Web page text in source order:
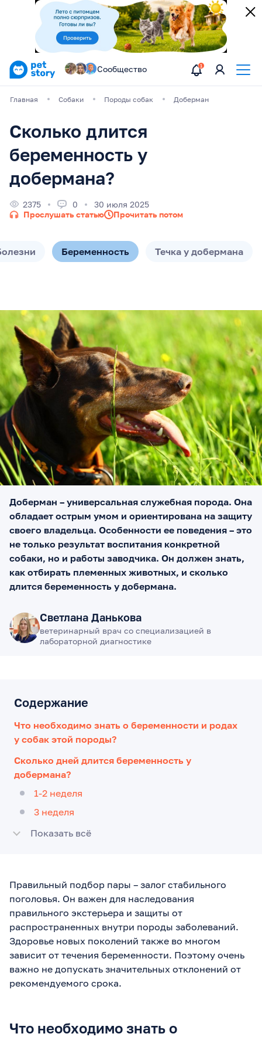
Сообщество
Главная Собаки Породы собак Доберман
Сколько длится
беременность у
добермана?
2375 0
30 июля 2025
Прослушать статью
Прочитать потом
Беременность Течка у добермана
Доберман – универсальная служебная порода. Она
обладает острым умом и ориентирована на защиту
своего владельца. Особенности ее поведения – это
не только результат воспитания конкретной
собаки, но и работы заводчика. Он должен знать,
как отбирать племенных животных, и сколько
длится беременность у добермана.
Светлана Данькова
ветеринарный врач со специализацией в
лабораторной диагностике
Содержание
Что необходимо знать о беременности и родах
у собак этой породы?
Сколько дней длится беременность у
добермана?
1-2 неделя
3 неделя
Показать всё
Правильный подбор пары – залог стабильного
поголовья. Он важен для наследования
правильного экстерьера и защиты от
распространенных внутри породы заболеваний.
Здоровье новых поколений также во многом
зависит от течения беременности. Поэтому очень
важно не допускать значительных отклонений от
рекомендуемого срока.
Что необходимо знать о